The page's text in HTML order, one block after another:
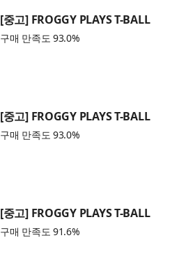
[중고] FROGGY PLAYS T-BALL
구매 만족도 93.0%
[중고] FROGGY PLAYS T-BALL
구매 만족도 93.0%
[중고] FROGGY PLAYS T-BALL
구매 만족도 91.6%